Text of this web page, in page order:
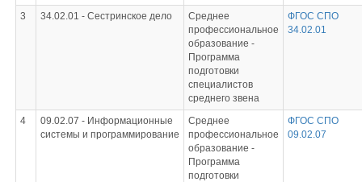
3 34.02.01 - Сестринское дело
Среднее
профессиональное
образование -
Программа
подготовки
специалистов
среднего звена
ФГОС СПО
34.02.01
4 09.02.07 - Информационные
системы и программирование
Среднее
профессиональное
образование -
Программа
подготовки
ФГОС СПО
09.02.07